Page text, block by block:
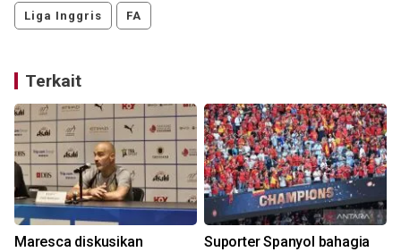
Liga Inggris FA
Terkait
Maresca diskusikan
Suporter Spanyol bahagia